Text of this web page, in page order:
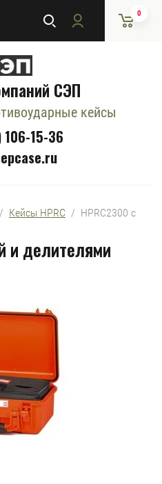
0
СЭП
кейсы
15-36
Кейсы HPRC
  /  HPRC2300 с
и делителями